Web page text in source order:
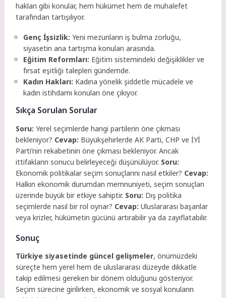
hakları gibi konular, hem hükümet hem de muhalefet
tarafından tartışılıyor.
Genç İşsizlik: Yeni mezunların iş bulma zorluğu,
siyasetin ana tartışma konuları arasında.
Eğitim Reformları: Eğitim sistemindeki değişiklikler ve
fırsat eşitliği talepleri gündemde.
Kadın Hakları: Kadına yönelik şiddetle mücadele ve
kadın istihdamı konuları öne çıkıyor.
Sıkça Sorulan Sorular
Soru: Yerel seçimlerde hangi partilerin öne çıkması
bekleniyor? Cevap: Büyükşehirlerde AK Parti, CHP ve İYİ
Parti’nin rekabetinin öne çıkması bekleniyor. Ancak
ittifakların sonucu belirleyeceği düşünülüyor. Soru:
Ekonomik politikalar seçim sonuçlarını nasıl etkiler? Cevap:
Halkın ekonomik durumdan memnuniyeti, seçim sonuçları
üzerinde büyük bir etkiye sahiptir. Soru: Dış politika
seçimlerde nasıl bir rol oynar? Cevap: Uluslararası başarılar
veya krizler, hükümetin gücünü artırabilir ya da zayıflatabilir.
Sonuç
Türkiye siyasetinde güncel gelişmeler, önümüzdeki
süreçte hem yerel hem de uluslararası düzeyde dikkatle
takip edilmesi gereken bir dönem olduğunu gösteriyor.
Seçim sürecine girilirken, ekonomik ve sosyal konuların